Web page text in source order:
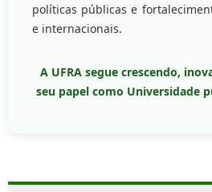
políticas públicas e
e internacionais.
A UFRA segue crescendo,
seu papel como Universidade